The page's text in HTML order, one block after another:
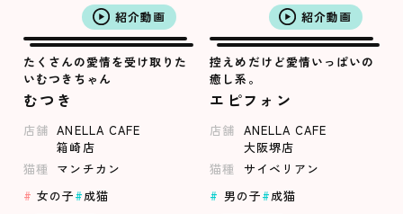
紹介動画
たくさんの愛情を受け取りた
いむつきちゃん
むつき
店舗 ANELLA CAFE
箱崎店
猫種
マンチカン
女の子
成猫
紹介動画
控えめだけど愛情いっぱいの
癒し系。
エピフォン
店舗 ANELLA CAFE
大阪堺店
猫種
サイベリアン
男の子
成猫